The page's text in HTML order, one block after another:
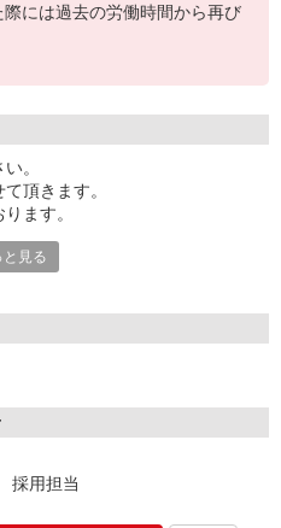
には過去の労働時間から再び
。
頂きます。
ます。
ますので、ぜひご利用ください
と見る
採用担当